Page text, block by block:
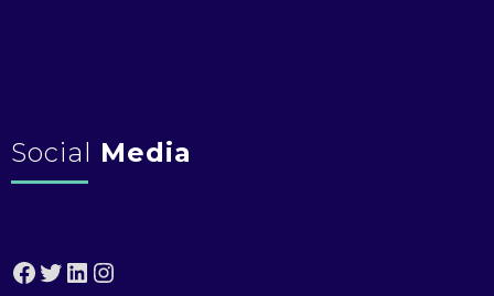
Social Media
Facebook
Twitter
LinkedIn
Instagram